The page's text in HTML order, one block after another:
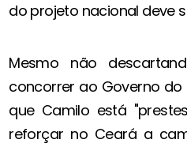
do projeto nacional deve
Mesmo não
concorrer ao Governo
que Camilo está
reforçar no Ceará a